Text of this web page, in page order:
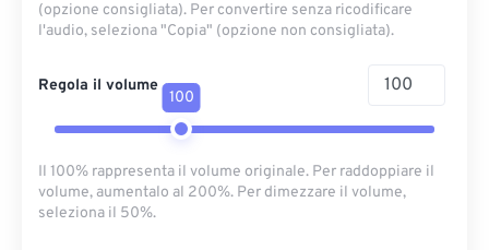
(opzione consigliata). Per convertire senza ricodificare
l'audio, seleziona "Copia" (opzione non consigliata).
Regola il volume
100
Il 100% rappresenta il volume originale. Per raddoppiare il
volume, aumentalo al 200%. Per dimezzare il volume,
seleziona il 50%.